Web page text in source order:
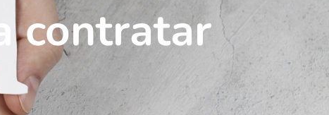
contratar